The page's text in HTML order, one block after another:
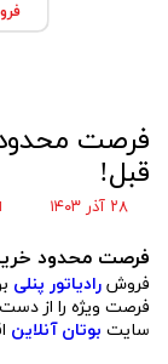
فرصت محدود
قبل!
۲۸ آذر ۱۴۰۳
فرصت محدود خرید
فروش رادیاتور پنلی
فرصت ویژه را از
سایت بوتان آنلاین